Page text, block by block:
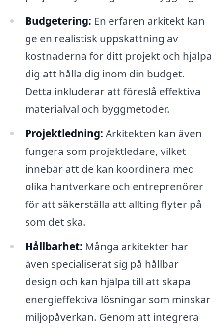
Budgetering: En erfaren arkitekt kan
ge en realistisk uppskattning av
kostnaderna för ditt projekt och hjälpa
dig att hålla dig inom din budget.
Detta inkluderar att föreslå effektiva
materialval och byggmetoder.
Projektledning: Arkitekten kan även
fungera som projektledare, vilket
innebär att de kan koordinera med
olika hantverkare och entreprenörer
för att säkerställa att allting flyter på
som det ska.
Hållbarhet: Många arkitekter har
även specialiserat sig på hållbar
design och kan hjälpa till att skapa
energieffektiva lösningar som minskar
miljöpåverkan. Genom att integrera